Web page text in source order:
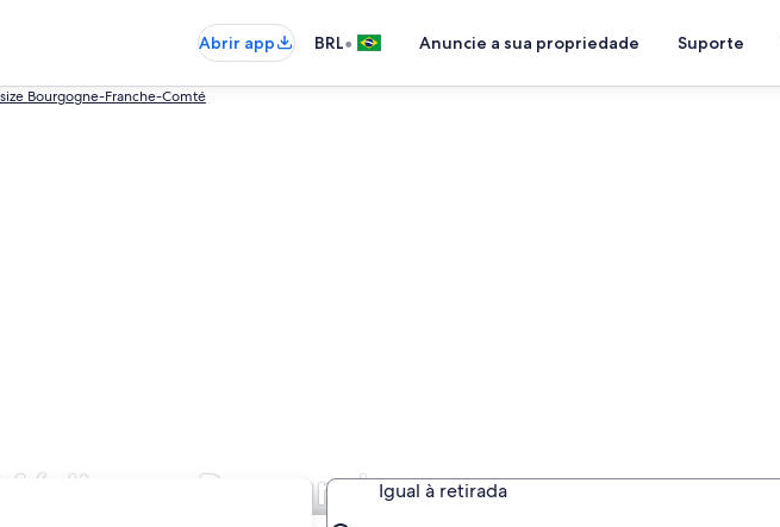
Abrir app BRL• Anuncie a sua propriedade Suporte
Bourgogne-Franche-Comté
em BurgundyIgual à retirada